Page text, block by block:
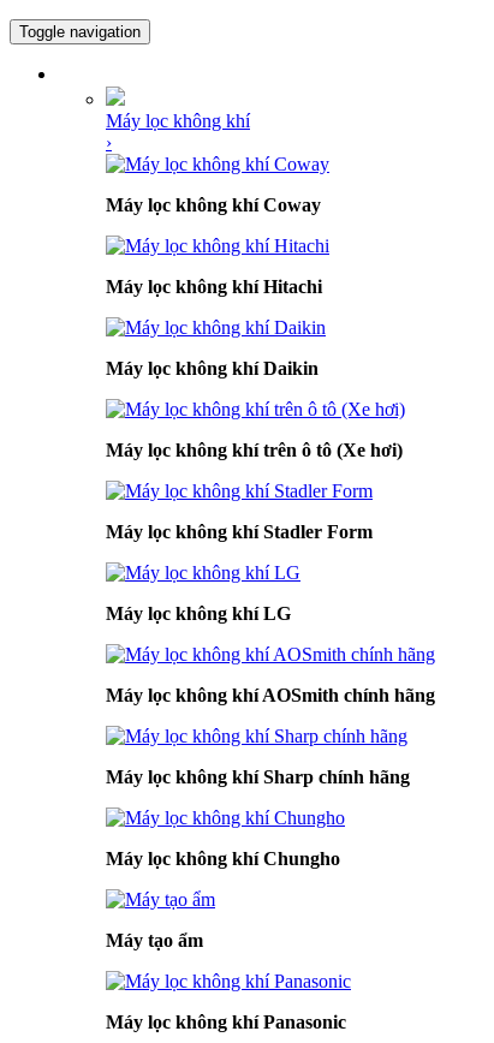
Toggle navigation
Máy lọc không khí
›
Máy lọc không khí Coway
Máy lọc không khí Hitachi
Máy lọc không khí Daikin
Máy lọc không khí trên ô tô (Xe hơi)
Máy lọc không khí Stadler Form
Máy lọc không khí LG
Máy lọc không khí AOSmith chính hãng
Máy lọc không khí Sharp chính hãng
Máy lọc không khí Chungho
Máy tạo ẩm
Máy lọc không khí Panasonic